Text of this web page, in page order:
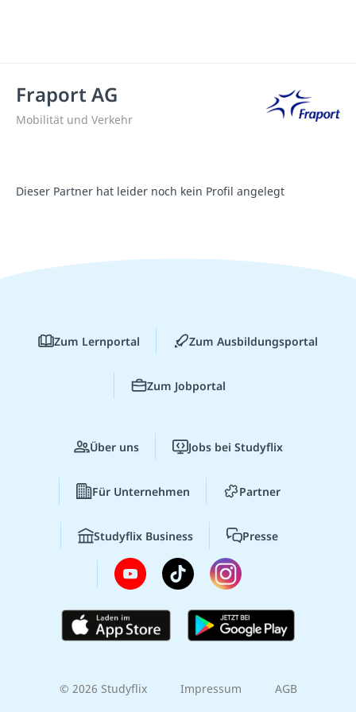
Fraport AG
Mobilität und Verkehr
Dieser Partner hat leider noch kein Profil angelegt
Zum Lernportal Zum Ausbildungsportal
Zum Jobportal
Über uns Jobs bei Studyflix
Für Unternehmen Partner
Studyflix Business Presse
© 2026 Studyflix Impressum AGB